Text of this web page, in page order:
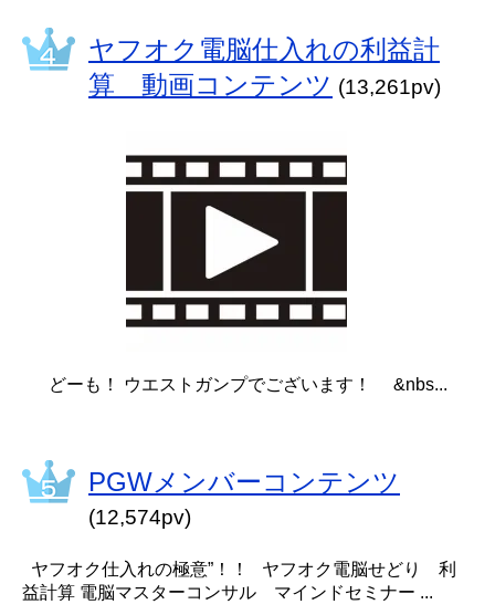
ヤフオク電脳仕入れの利益計
算 動画コンテンツ (13,261pv)
どーも！ ウエストガンプでございます！ &nbs...
PGWメンバーコンテンツ
(12,574pv)
ヤフオク仕入れの極意”！！ ヤフオク電脳せどり 利
益計算 電脳マスターコンサル マインドセミナー ...